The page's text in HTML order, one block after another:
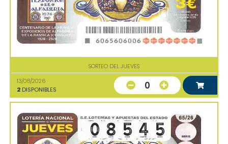
SORTEO DEL JUEVES
13/08/2026
2 DISPONIBLES 0